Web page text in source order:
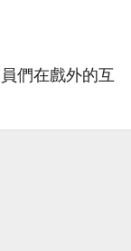
們在戲外的互